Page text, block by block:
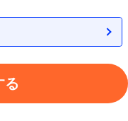
る